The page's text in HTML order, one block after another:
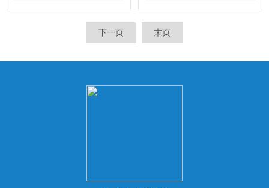
之功能。 液晶LCD显示清晰
易读，具有LCD背光功能。
之功能。 液晶LCD显示清晰
易读，具有LCD背光功能。
下一页 末页